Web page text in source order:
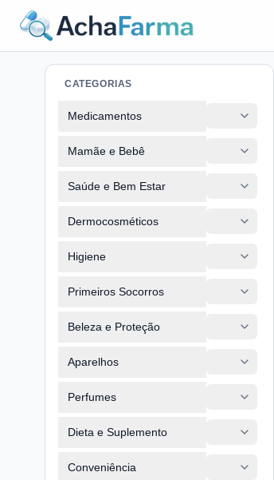
CATEGORIAS
Medicamentos
Mamãe e Bebê
Saúde e Bem Estar
Dermocosméticos
Higiene
Primeiros Socorros
Beleza e Proteção
Aparelhos
Perfumes
Dieta e Suplemento
Conveniência